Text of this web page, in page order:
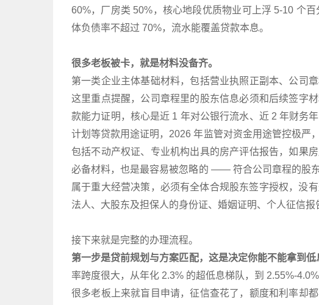
60%，厂房类 50%，核心地段优质物业可上浮 5-10 个
体负债率不超过 70%，流水能覆盖贷款本息。
很多老板被卡，就是材料没备齐。
第一类企业主体基础材料，包括营业执照正副本、公司
这里重点提醒，公司章程里的股东信息必须和后续签字
款能力证明，核心是近 1 年对公银行流水、近 2 年财务
计划等贷款用途证明，2026 年监管对资金用途管控极严
包括不动产权证、专业机构出具的房产评估报告，如果
必备材料，也是最容易被忽略的 —— 符合公司章程的股
属于重大经营决策，必须有全体合规股东签字授权，没
法人、大股东及担保人的身份证、婚姻证明、个人征信报
接下来就是完整的办理流程。
第一步是贷前规划与方案匹配，这是决定你能不能拿到低
率跨度很大，从年化 2.3% 的超低息梯队，到 2.55%-
很多老板上来就盲目申请，征信查花了，额度和利率却